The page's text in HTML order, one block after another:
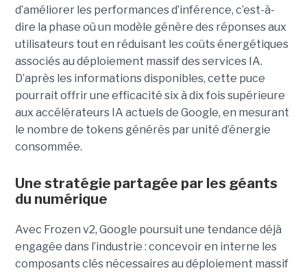
d’améliorer les performances d’inférence, c’est-à-
dire la phase où un modèle génère des réponses aux
utilisateurs tout en réduisant les coûts énergétiques
associés au déploiement massif des services IA.
D’après les informations disponibles, cette puce
pourrait offrir une efficacité six à dix fois supérieure
aux accélérateurs IA actuels de Google, en mesurant
le nombre de tokens générés par unité d’énergie
consommée.
Une stratégie partagée par les géants
du numérique
Avec Frozen v2, Google poursuit une tendance déjà
engagée dans l’industrie : concevoir en interne les
composants clés nécessaires au déploiement massif